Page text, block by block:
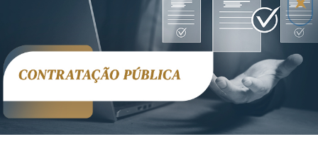
Av. Sete de Setembro, 4698
Batel Curitiba/PR CEP80240-000
Telefone (41) 2109-8666
Whatsapp (41) 98881-6616